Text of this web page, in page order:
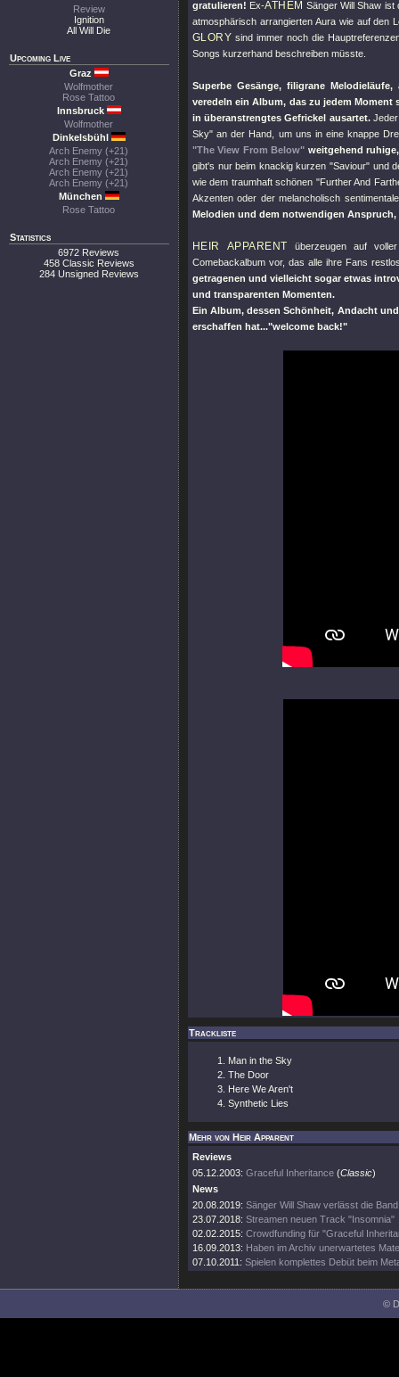
Review
Ignition
All Will Die
Upcoming Live
Graz
Wolfmother
Rose Tattoo
Innsbruck
Wolfmother
Dinkelsbühl
Arch Enemy (+21)
Arch Enemy (+21)
Arch Enemy (+21)
Arch Enemy (+21)
München
Rose Tattoo
Statistics
6972 Reviews
458 Classic Reviews
284 Unsigned Reviews
gratulieren! Ex-ATHEM Sänger Will Shaw ist
atmosphärisch arrangierten Aura wie auf den
GLORY sind immer noch die
Songs kurzerhand beschreiben müsste.
Superbe Gesänge, filigrane
veredeln ein Album, das zu jedem
in überanstrengtes Gefrickel ausartet.Jeder
Sky" an der Hand, um uns in eine knappe
"The View From Below" weitgehend
gibt's nur beim knackig kurzen "Saviour"und
wie dem traumhaft schönen "Further And
Akzenten oder der melancholisch
Melodien und dem notwendigen
HEIR APPARENT überzeugen auf
Comebackalbum vor, das alle ihre Fans
getragenen und vielleicht sogar etwas
und transparenten Momenten.
Ein Album, dessen Schönheit, Andacht
erschaffen hat..."welcome back!"
Trackliste
Man in the Sky
The Door
Here We Aren't
Synthetic Lies
Mehr von Heir Apparent
Reviews
05.12.2003: Graceful Inheritance (Classic)
News
20.08.2019: Sänger Will Shaw verlässt die
23.07.2018: Streamen neuen Track "Insomnia"
02.02.2015: Crowdfunding für "Graceful
16.09.2013: Haben im Archiv unerwartetes
07.10.2011: Spielen komplettes Debüt beim
©